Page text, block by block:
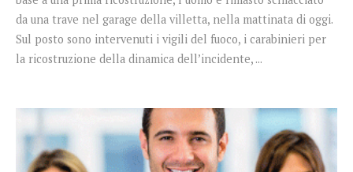
da una trave nel garage della villetta, nella mattinata di oggi.
Sul posto sono intervenuti i vigili del fuoco, i carabinieri per
la ricostruzione della dinamica dell’incidente, ...